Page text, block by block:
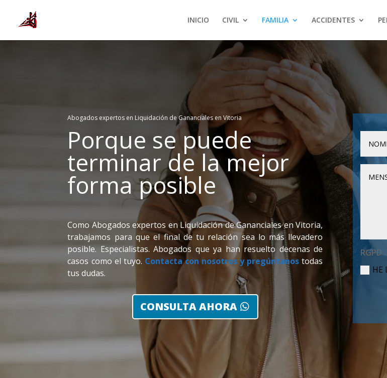
INICIO CIVIL FAMILIA ACCIDENTES
Abogados expertos en Liquidación de Gananciales en Vitoria
Porque se puede
terminar de la mejor
forma posible
Como Abogados expertos en Liquidación de Gananciales en Vitoria,
trabajamos para que el final de tu relación sea lo más llevadero
posible. Especialistas. Abogados que ya han resuelto decenas de
casos como el tuyo. Contacta con nosotros y pregúntanos todas
tus dudas.
CONSULTA AHORA
RGPD
HE